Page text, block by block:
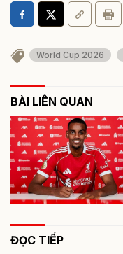
World Cup 2026
BÀI LIÊN QUAN
ĐỌC TIẾP